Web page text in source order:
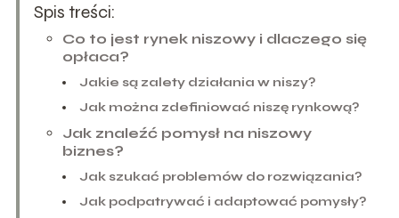
Spis treści:
Co to jest rynek niszowy i dlaczego się
opłaca?
Jakie są zalety działania w niszy?
Jak można zdefiniować niszę rynkową?
Jak znaleźć pomysł na niszowy
biznes?
Jak szukać problemów do rozwiązania?
Jak podpatrywać i adaptować pomysły?